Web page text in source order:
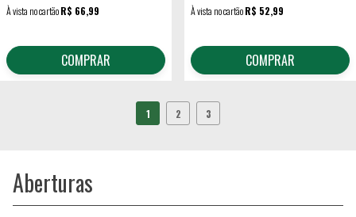
À vista no cartãoR$ 66,99
COMPRAR
À vista no cartãoR$ 52,99
COMPRAR
1 2 3
Aberturas